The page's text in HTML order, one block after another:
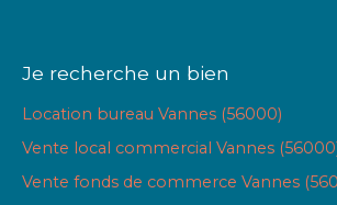
Je recherche un bien
Location bureau Vannes (56000)
Vente local commercial Vannes
Vente fonds de commerce Vannes